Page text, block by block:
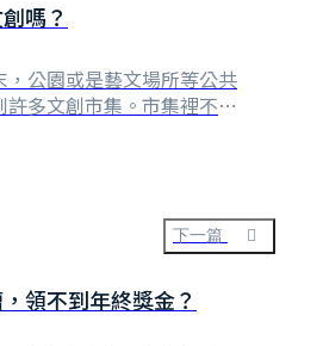
嗎？
，公園或是藝文場所等公共
許多文創市集。市集裡不外
小物，有飾品、配件、擺
品、文具、麵包、餅乾等各
消費者抱怨，在文創市集用
買了「手作原創」飾品，卻
⋯
下一篇
領不到年終獎金？